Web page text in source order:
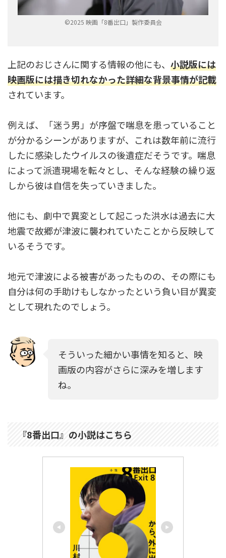
©2025 映画「8番出口」製作委員会
上記のおじさんに関する情報の他にも、 小説版には
映画版には描き切れなかった詳細な背景事情が記載
されています。
例えば、「迷う男」が序盤で喘息を患っていること
が分かるシーンがありますが、これは数年前に流行
したに感染したウイルスの後遺症だそうです。喘息
によって派遣現場を転々とし、そんな経験の繰り返
しから彼は自信を失っていきました。
他にも、劇中で異変として起こった洪水は過去に大
地震で故郷が津波に襲われていたことから反映して
いるそうです。
地元で津波による被害があったものの、その際にも
自分は何の手助けもしなかったという負い目が異変
として現れたのでしょう。
そういった細かい事情を知ると、映
画版の内容がさらに深みを増します
ね。
『8番出口』の小説はこちら